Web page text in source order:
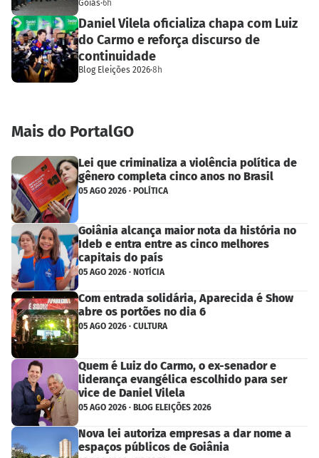
Goiás·6h
Daniel Vilela oficializa chapa com Luiz
do Carmo e reforça discurso de
continuidade
Blog Eleições 2026·8h
Mais do PortalGO
Lei que criminaliza a violência política de
gênero completa cinco anos no Brasil
05 AGO 2026 · POLÍTICA
Goiânia alcança maior nota da história no
Ideb e entra entre as cinco melhores
capitais do país
05 AGO 2026 · NOTÍCIA
Com entrada solidária, Aparecida é Show
abre os portões no dia 6
05 AGO 2026 · CULTURA
Quem é Luiz do Carmo, o ex-senador e
liderança evangélica escolhido para ser
vice de Daniel Vilela
05 AGO 2026 · BLOG ELEIÇÕES 2026
Nova lei autoriza empresas a dar nome a
espaços públicos de Goiânia